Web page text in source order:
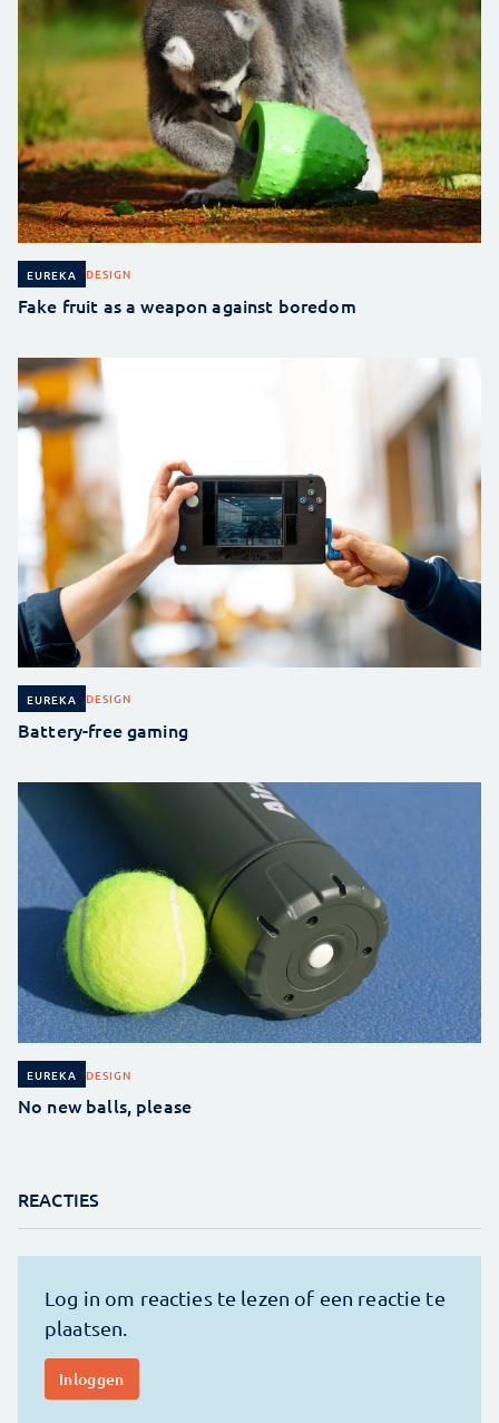
EUREKA DESIGN
Fake fruit as a weapon against boredom
EUREKA DESIGN
Battery-free gaming
EUREKA DESIGN
No new balls, please
REACTIES